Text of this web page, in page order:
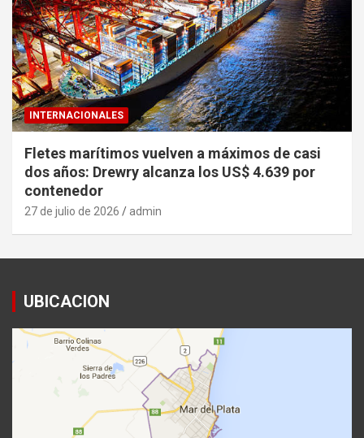
INTERNACIONALES
Fletes marítimos vuelven a máximos de casi
dos años: Drewry alcanza los US$ 4.639 por
contenedor
27 de julio de 2026 admin
UBICACION